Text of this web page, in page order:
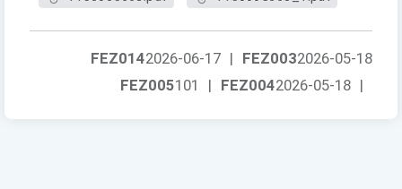
FEZ0032026-05-18
FEZ0142026-06-17 |
FEZ0042026-05-18 |
FEZ005101 |